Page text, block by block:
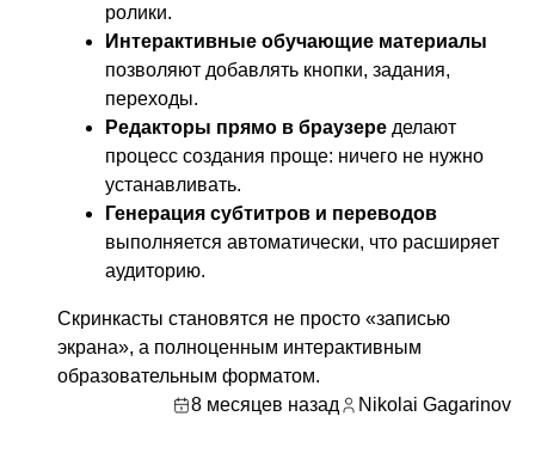
ролики.
Интерактивные обучающие материалы
позволяют добавлять кнопки, задания,
переходы.
Редакторы прямо в браузере делают
процесс создания проще: ничего не нужно
устанавливать.
Генерация субтитров и переводов
выполняется автоматически, что расширяет
аудиторию.
Скринкасты становятся не просто «записью
экрана», а полноценным интерактивным
образовательным форматом.
8 месяцев назад
Nikolai Gagarinov